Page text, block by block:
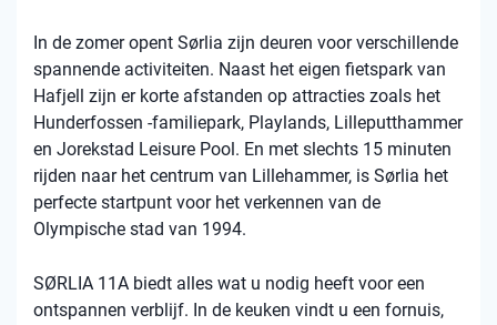
In de zomer opent Sørlia zijn deuren voor verschillende
spannende activiteiten. Naast het eigen fietspark van
Hafjell zijn er korte afstanden op attracties zoals het
Hunderfossen -familiepark, Playlands, Lilleputthammer
en Jorekstad Leisure Pool. En met slechts 15 minuten
rijden naar het centrum van Lillehammer, is Sørlia het
perfecte startpunt voor het verkennen van de
Olympische stad van 1994.
SØRLIA 11A biedt alles wat u nodig heeft voor een
ontspannen verblijf. In de keuken vindt u een fornuis,